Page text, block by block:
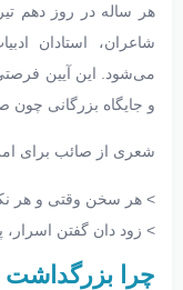
هر ساله در روز دهم
شاعران، استادان
می‌شود. این آیین
و جایگاه بزرگانی چون
شعری از صائب برای
> هر سخن وقتی و هر
> زود دان گفتن
چرا